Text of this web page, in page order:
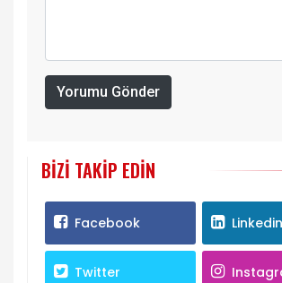
Yorumu Gönder
BIZI TAKIP EDIN
Facebook Linkedin
Twitter